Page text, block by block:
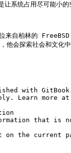
让系统占用尽可能小
来自柏林的
会探索社会和文化中
with
Learn more at
that is
on the